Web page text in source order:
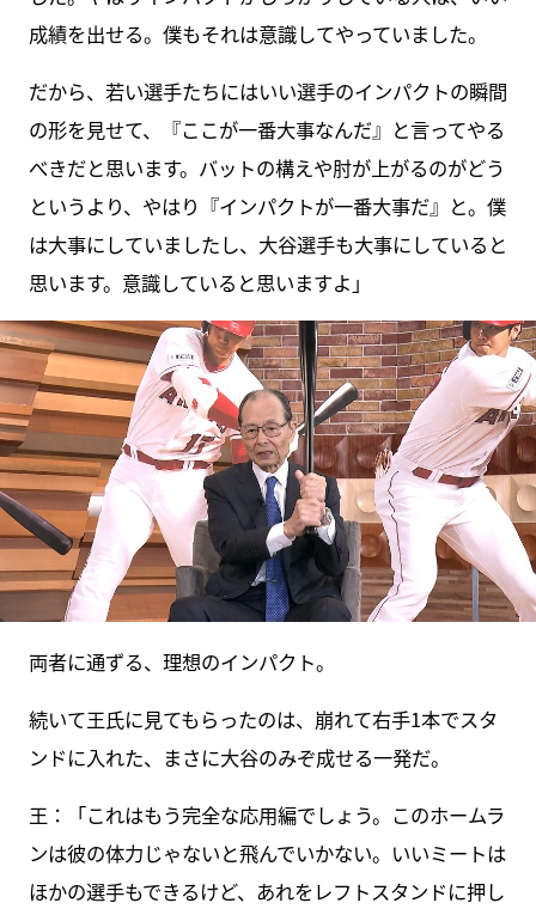
成績を出せる。僕もそれは意識してやっていました。
だから、若い選手たちにはいい選手のインパクトの瞬間
の形を見せて、『ここが一番大事なんだ』と言ってやる
べきだと思います。バットの構えや肘が上がるのがどう
というより、やはり『インパクトが一番大事だ』と。僕
は大事にしていましたし、大谷選手も大事にしていると
思います。意識していると思いますよ」
両者に通ずる、理想のインパクト。
続いて王氏に見てもらったのは、崩れて右手1本でスタ
ンドに入れた、まさに大谷のみぞ成せる一発だ。
王：「これはもう完全な応用編でしょう。このホームラ
ンは彼の体力じゃないと飛んでいかない。いいミートは
ほかの選手もできるけど、あれをレフトスタンドに押し